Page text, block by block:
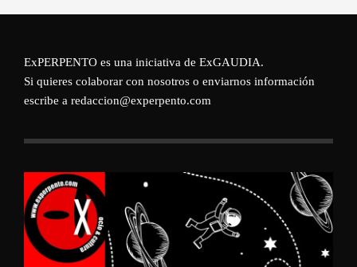
ExPERPENTO es una iniciativa de ExGAUDIA.
Si quieres colaborar con nosotros o enviarnos información
escribe a redaccion@experpento.com